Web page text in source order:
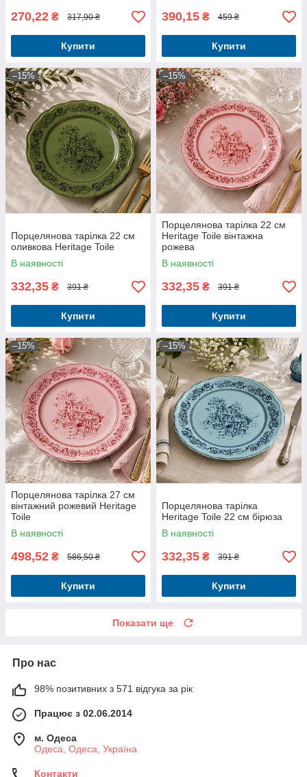
270,22 ₴ 317,90 ₴
Купити
390,15 ₴ 459 ₴
Купити
–15%
Порцелянова тарілка 22 см
оливкова Heritage Toile
В наявності
332,35 ₴ 391 ₴
Купити
–15%
Порцелянова тарілка 22 см
Heritage Toile вінтажна
рожева
В наявності
332,35 ₴ 391 ₴
Купити
–15%
Порцелянова тарілка 27 см
вінтажний рожевий Heritage
Toile
В наявності
498,52 ₴ 586,50 ₴
Купити
–15%
Порцелянова тарілка
Heritage Toile 22 см бірюза
В наявності
332,35 ₴ 391 ₴
Купити
Показати ще
Про нас
98% позитивних з 571 відгука за рік
Працює з 02.06.2014
м. Одеса
Одеса, Одеса, Україна
Контакти